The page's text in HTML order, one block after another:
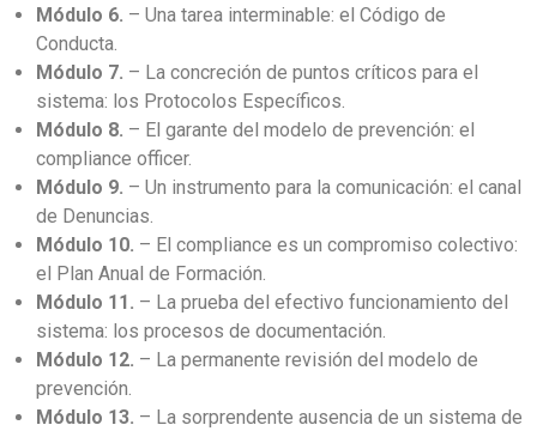
Módulo 6. – Una tarea interminable: el Código de
Conducta.
Módulo 7. – La concreción de puntos críticos para el
sistema: los Protocolos Específicos.
Módulo 8. – El garante del modelo de prevención: el
compliance officer.
Módulo 9. – Un instrumento para la comunicación: el canal
de Denuncias.
Módulo 10. – El compliance es un compromiso colectivo:
el Plan Anual de Formación.
Módulo 11. – La prueba del efectivo funcionamiento del
sistema: los procesos de documentación.
Módulo 12. – La permanente revisión del modelo de
prevención.
Módulo 13. – La sorprendente ausencia de un sistema de